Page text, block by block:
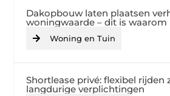
Dakopbouw laten plaatsen
woningwaarde – dit is waarom
Woning en Tuin
Shortlease privé: flexibel rijden
langdurige verplichtingen